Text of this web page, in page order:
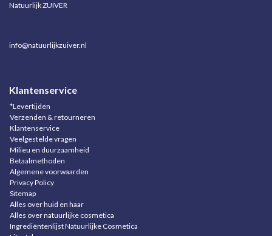
Natuurlijk ZUIVER
info@natuurlijkzuiver.nl
Klantenservice
*Levertijden
Verzenden & retourneren
Klantenservice
Veelgestelde vragen
Milieu en duurzaamheid
Betaalmethoden
Algemene voorwaarden
Privacy Policy
Sitemap
Alles over huid en haar
Alles over natuurlijke cosmetica
Ingrediëntenlijst Natuurlijke Cosmetica